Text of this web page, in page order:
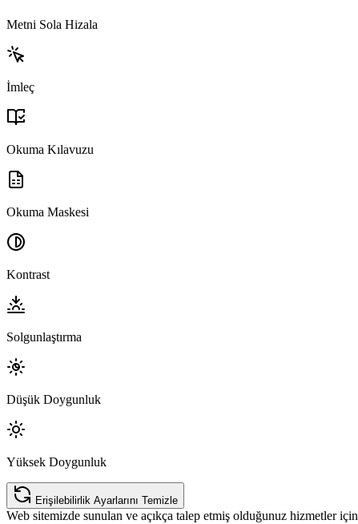
Metni Sola Hizala
İmleç
Okuma Kılavuzu
Okuma Maskesi
Kontrast
Solgunlaştırma
Düşük Doygunluk
Yüksek Doygunluk
Erişilebilirlik Ayarlarını Temizle
Web sitemizde sunulan ve açıkça talep etmiş olduğunuz hizmetler